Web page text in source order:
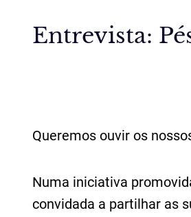
Entrevista:
Queremos ouvir os
Numa iniciativa
convidada a partilhar as